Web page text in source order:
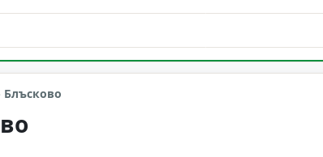
Блъсково